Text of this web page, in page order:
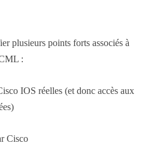
plusieurs points forts associés à
:
IOS réelles (et donc accès aux
Cisco